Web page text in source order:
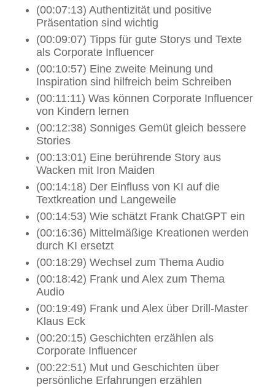
(00:07:13) Authentizität und positive
Präsentation sind wichtig
(00:09:07) Tipps für gute Storys und Texte
als Corporate Influencer
(00:10:57) Eine zweite Meinung und
Inspiration sind hilfreich beim Schreiben
(00:11:11) Was können Corporate Influencer
von Kindern lernen
(00:12:38) Sonniges Gemüt gleich bessere
Stories
(00:13:01) Eine berührende Story aus
Wacken mit Iron Maiden
(00:14:18) Der Einfluss von KI auf die
Textkreation und Langeweile
(00:14:53) Wie schätzt Frank ChatGPT ein
(00:16:36) Mittelmäßige Kreationen werden
durch KI ersetzt
(00:18:29) Wechsel zum Thema Audio
(00:18:42) Frank und Alex zum Thema
Audio
(00:19:49) Frank und Alex über Drill-Master
Klaus Eck
(00:20:15) Geschichten erzählen als
Corporate Influencer
(00:22:51) Mut und Geschichten über
persönliche Erfahrungen erzählen